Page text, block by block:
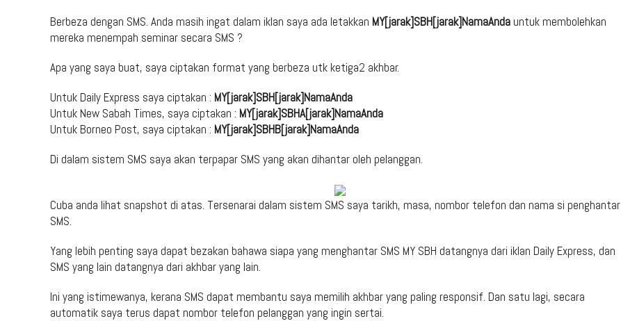
Berbeza dengan SMS. Anda masih ingat dalam iklan saya ada letakkan MY[jarak]SBH[jarak]NamaAnda untuk membolehkan
mereka menempah seminar secara SMS ?
Apa yang saya buat, saya ciptakan format yang berbeza utk ketiga2 akhbar.
Untuk Daily Express saya ciptakan : MY[jarak]SBH[jarak]NamaAnda
Untuk New Sabah Times, saya ciptakan : MY[jarak]SBHA[jarak]NamaAnda
Untuk Borneo Post, saya ciptakan : MY[jarak]SBHB[jarak]NamaAnda
Di dalam sistem SMS saya akan terpapar SMS yang akan dihantar oleh pelanggan.
Cuba anda lihat snapshot di atas. Tersenarai dalam sistem SMS saya tarikh, masa, nombor telefon dan nama si penghantar
SMS.
Yang lebih penting saya dapat bezakan bahawa siapa yang menghantar SMS MY SBH datangnya dari iklan Daily Express, dan
SMS yang lain datangnya dari akhbar yang lain.
Ini yang istimewanya, kerana SMS dapat membantu saya memilih akhbar yang paling responsif. Dan satu lagi, secara
automatik saya terus dapat nombor telefon pelanggan yang ingin sertai.